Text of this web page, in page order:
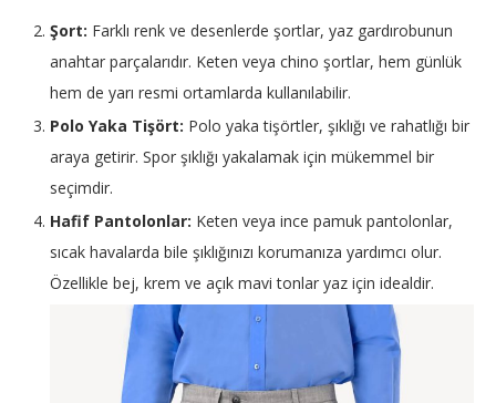
Şort: Farklı renk ve desenlerde şortlar, yaz gardırobunun
anahtar parçalarıdır. Keten veya chino şortlar, hem günlük
hem de yarı resmi ortamlarda kullanılabilir.
Polo Yaka Tişört: Polo yaka tişörtler, şıklığı ve rahatlığı bir
araya getirir. Spor şıklığı yakalamak için mükemmel bir
seçimdir.
Hafif Pantolonlar: Keten veya ince pamuk pantolonlar,
sıcak havalarda bile şıklığınızı korumanıza yardımcı olur.
Özellikle bej, krem ve açık mavi tonlar yaz için idealdir.